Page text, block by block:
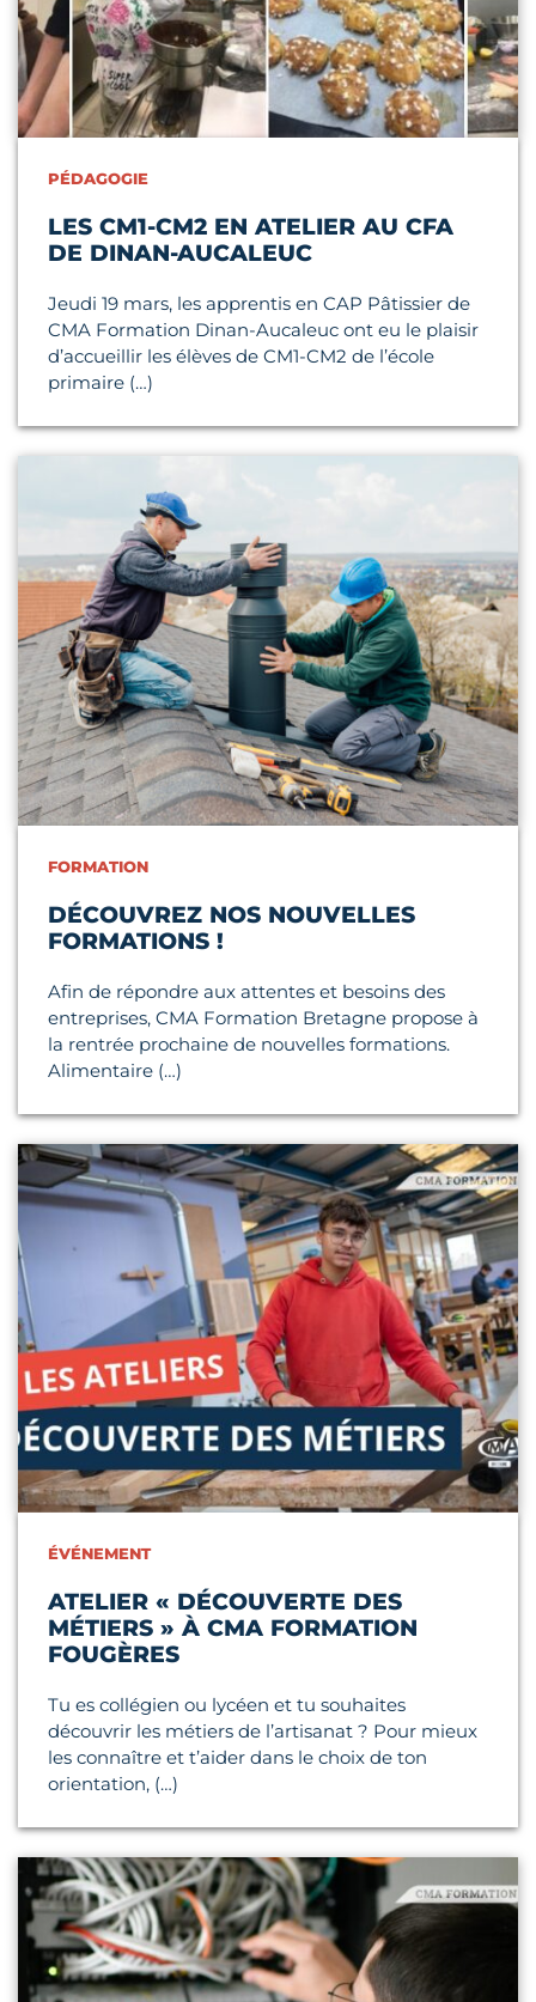
PÉDAGOGIE
LES CM1-CM2 EN ATELIER AU CFA
DE DINAN-AUCALEUC
Jeudi 19 mars, les apprentis en CAP Pâtissier de
CMA Formation Dinan-Aucaleuc ont eu le plaisir
d’accueillir les élèves de CM1-CM2 de l’école
primaire (…)
FORMATION
DÉCOUVREZ NOS NOUVELLES
FORMATIONS !
Afin de répondre aux attentes et besoins des
entreprises, CMA Formation Bretagne propose à
la rentrée prochaine de nouvelles formations.
Alimentaire (…)
ÉVÉNEMENT
ATELIER « DÉCOUVERTE DES
MÉTIERS » À CMA FORMATION
FOUGÈRES
Tu es collégien ou lycéen et tu souhaites
découvrir les métiers de l’artisanat ? Pour mieux
les connaître et t’aider dans le choix de ton
orientation, (…)
Lire l'article
Lire l'article